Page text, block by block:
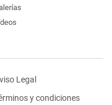
Legal
y condiciones